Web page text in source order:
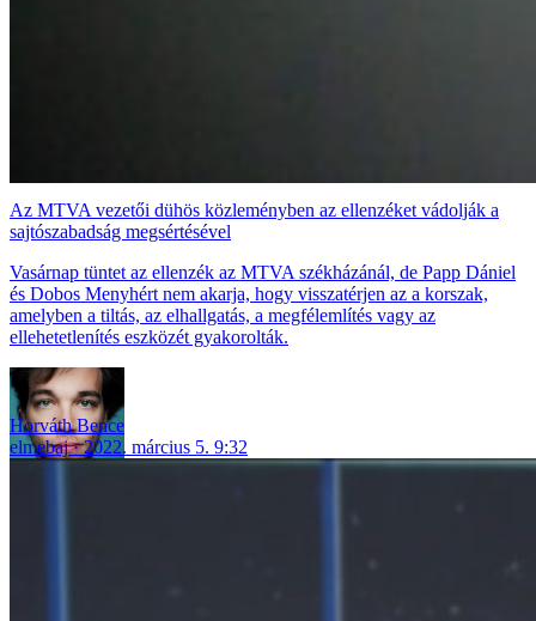
Az MTVA vezetői dühös közleményben az ellenzéket vádolják a
sajtószabadság megsértésével
Vasárnap tüntet az ellenzék az MTVA székházánál, de Papp Dániel
és Dobos Menyhért nem akarja, hogy visszatérjen az a korszak,
amelyben a tiltás, az elhallgatás, a megfélemlítés vagy az
ellehetetlenítés eszközét gyakorolták.
Horváth Bence
elmebaj
2022. március 5. 9:32